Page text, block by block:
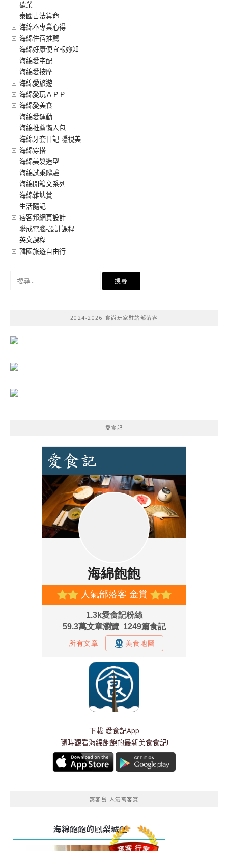
歇業
泰國古法算命
海綿不專業心得
海綿住宿推薦
海綿好康便宜報妳知
海綿愛宅配
海綿愛按摩
海綿愛旅遊
海綿愛玩ＡＰＰ
海綿愛美食
海綿愛運動
海綿推薦懶人包
海綿牙套日記-隱視美
海綿穿搭
海綿美髮造型
海綿試乘體驗
海綿開箱文系列
海綿雜誌賞
生活隨記
痞客邦網頁設計
聯成電腦-設計課程
英文課程
韓國旅遊自由行
2024-2026 食尚玩家駐站部落客
愛食記
下載 愛食記App
隨時觀看海綿飽飽的最新美食食記!
窩客島 人氣窩客賞